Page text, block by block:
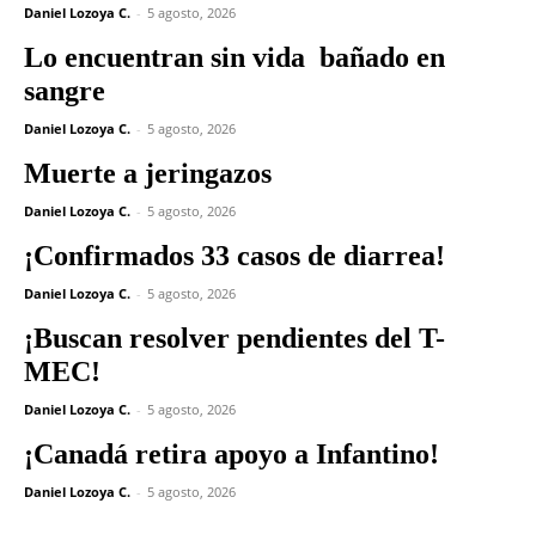
Daniel Lozoya C. - 5 agosto, 2026
Lo encuentran sin vida bañado en
sangre
Daniel Lozoya C. - 5 agosto, 2026
Muerte a jeringazos
Daniel Lozoya C. - 5 agosto, 2026
¡Confirmados 33 casos de diarrea!
Daniel Lozoya C. - 5 agosto, 2026
¡Buscan resolver pendientes del T-
MEC!
Daniel Lozoya C. - 5 agosto, 2026
¡Canadá retira apoyo a Infantino!
Daniel Lozoya C. - 5 agosto, 2026